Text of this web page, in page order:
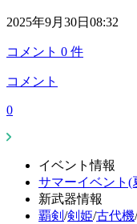
2025年9月30日08:32
コメント 0 件
コメント
0
イベント情報
サマーイベント(
新武器情報
覇剣 /剣姫/古代機/